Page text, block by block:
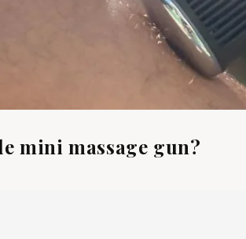
mini massage gun?